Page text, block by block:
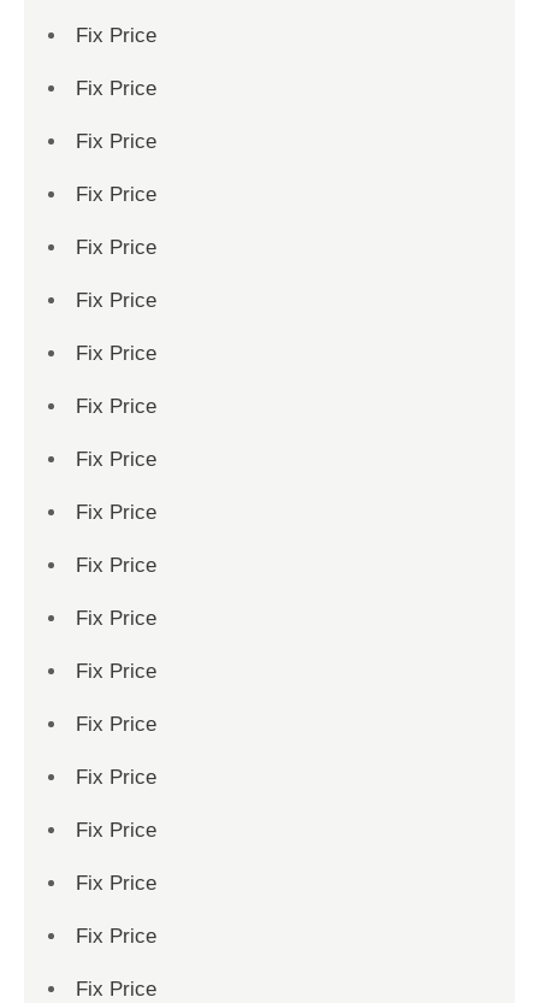
Fix Price
Fix Price
Fix Price
Fix Price
Fix Price
Fix Price
Fix Price
Fix Price
Fix Price
Fix Price
Fix Price
Fix Price
Fix Price
Fix Price
Fix Price
Fix Price
Fix Price
Fix Price
Fix Price